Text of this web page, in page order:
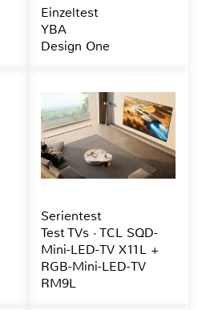
Einzeltest
YBA
Design One
Serientest
Test TVs · TCL SQD-
Mini-LED-TV X11L +
RGB-Mini-LED-TV
RM9L